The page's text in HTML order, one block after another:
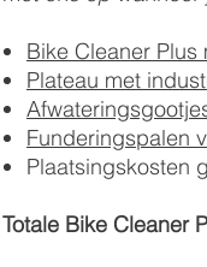
Bike Cleaner
Plateau met
Funderingspalen
Plaatsingskosten
Totale Bike Cleaner